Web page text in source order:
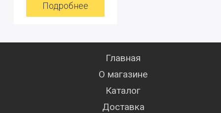
Подробнее
Главная
О магазине
Каталог
Доставка